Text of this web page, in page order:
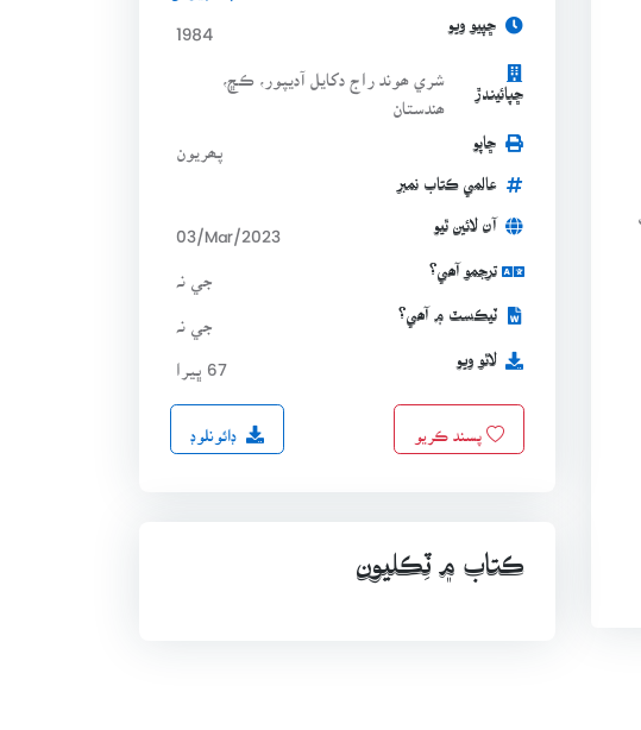
ڇپيو ويو 1984
ڇپائيندڙ
شري ھوند راج دکايل آديپور، ڪڇ،
ھندستان
ڇاپو
عالمي ڪتاب نمبر
آن لائين ٿيو 03/Mar/2023
ترجمو آھي؟
ٽيڪسٽ ۾ آھي؟
لاٿو ويو 67 ڀيرا
پسند ڪريو ڊائونلوڊ
ڪتاب ۾ ٽِڪليون